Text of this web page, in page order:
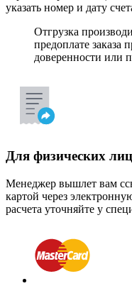
указать номер и дату
Отгрузка
предоплате заказа
доверенности или
Для физических лиц
Менеджер вышлет вам
картой через
расчета уточняйте у